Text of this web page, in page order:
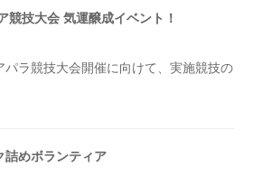
競技大会 気運醸成イベント！
パラ競技大会開催に向けて、実施競技の
詰めボランティア